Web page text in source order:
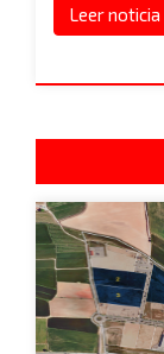
Leer noticia